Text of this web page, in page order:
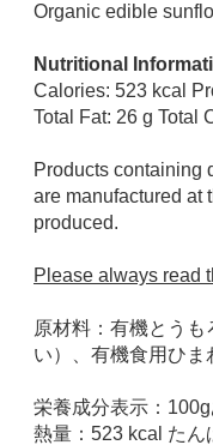
Organic edible
Nutritional
Calories: 523 kcal
Total Fat: 26 g Total
Products containing
are manufactured at
produced.
Please always read
原材料：有機とう
い）、有機食用ひま
栄養成分表示：100g
熱量：523 kcal たん